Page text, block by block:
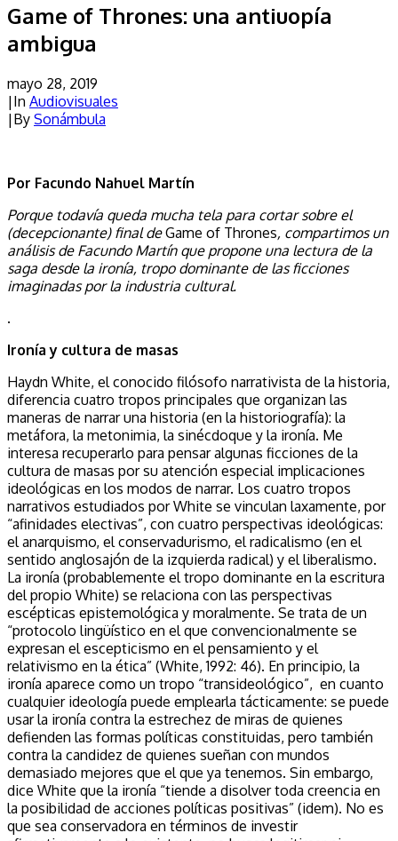
Game of Thrones: una antiuopía
ambigua
mayo 28, 2019
|In Audiovisuales
|By Sonámbula
Por Facundo Nahuel Martín
Porque todavía queda mucha tela para cortar sobre el
(decepcionante) final deGame of Thrones, compartimos un
análisis de Facundo Martín que propone una lectura de la
saga desde la ironía, tropo dominante de las ficciones
imaginadas por la industria cultural.
.
Ironía y cultura de masas
Haydn White, el conocido filósofo narrativista de la historia,
diferencia cuatro tropos principales que organizan las
maneras de narrar una historia (en la historiografía): la
metáfora, la metonimia, la sinécdoque y la ironía. Me
interesa recuperarlo para pensar algunas ficciones de la
cultura de masas por su atención especial implicaciones
ideológicas en los modos de narrar. Los cuatro tropos
narrativos estudiados por White se vinculan laxamente, por
“afinidades electivas”, con cuatro perspectivas ideológicas:
el anarquismo, el conservadurismo, el radicalismo (en el
sentido anglosajón de la izquierda radical) y el liberalismo.
La ironía (probablemente el tropo dominante en la escritura
del propio White) se relaciona con las perspectivas
escépticas epistemológica y moralmente. Se trata de un
“protocolo lingüístico en el que convencionalmente se
expresan el escepticismo en el pensamiento y el
relativismo en la ética” (White, 1992: 46). En principio, la
ironía aparece como un tropo “transideológico”, en cuanto
cualquier ideología puede emplearla tácticamente: se puede
usar la ironía contra la estrechez de miras de quienes
defienden las formas políticas constituidas, pero también
contra la candidez de quienes sueñan con mundos
demasiado mejores que el que ya tenemos. Sin embargo,
dice White que la ironía “tiende a disolver toda creencia en
la posibilidad de acciones políticas positivas” (idem). No es
que sea conservadora en términos de investir